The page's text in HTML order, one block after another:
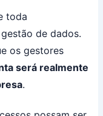
toda
de dados.
os gestores
será realmente
.